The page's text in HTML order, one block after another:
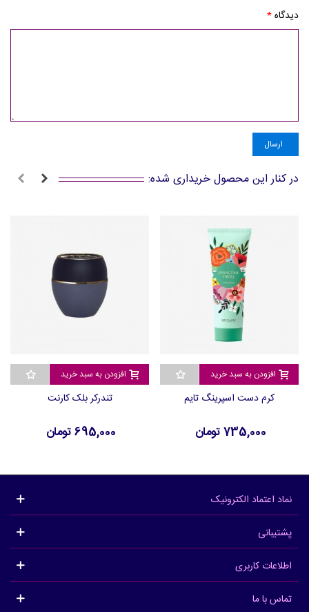
دیدگاه*
ارسال
در کنار این محصول خریداری شده:
افزودن به سبد خرید
کرم دست اسپرینگ تایم
735,000 تومان
افزودن به سبد خرید
تندرکر بلک کارنت
695,000 تومان
نماد اعتماد الکترونیک
پشتیبانی
اطلاعات کاربری
تماس با ما